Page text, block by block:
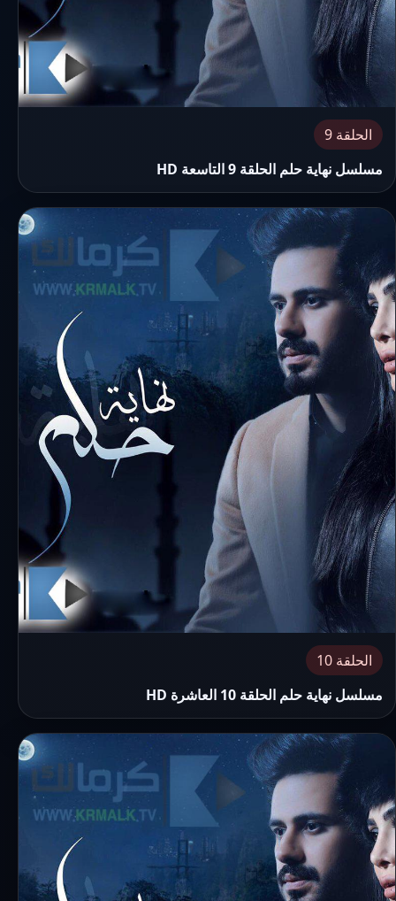
الحلقة 9
مسلسل نهاية حلم الحلقة 9 التاسعة HD
الحلقة 10
مسلسل نهاية حلم الحلقة 10 العاشرة HD